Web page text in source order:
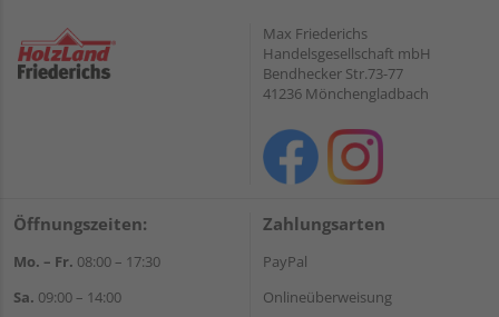
Max Friederichs
Handelsgesellschaft mbH
Bendhecker Str.73-77
41236 Mönchengladbach
Öffnungszeiten:
Mo. – Fr. 08:00 – 17:30
Sa. 09:00 – 14:00
Zahlungsarten
PayPal
Onlineüberweisung